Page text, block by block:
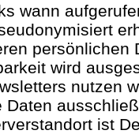
wann
persönlichen
wird
nutzen
Daten
ist